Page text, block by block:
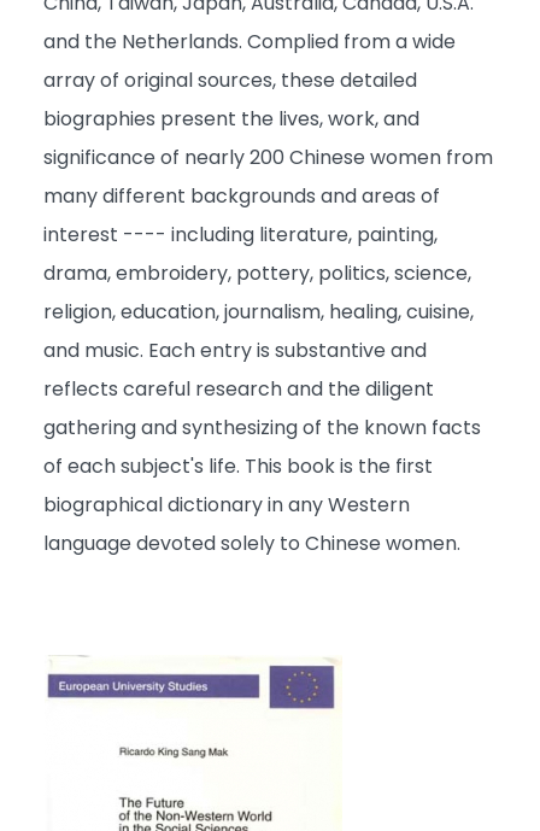
and the Netherlands. Complied from a wide
array of original sources, these detailed
biographies present the lives, work, and
significance of nearly 200 Chinese women from
many different backgrounds and areas of
interest ---- including literature, painting,
drama, embroidery, pottery, politics, science,
religion, education, journalism, healing, cuisine,
and music. Each entry is substantive and
reflects careful research and the diligent
gathering and synthesizing of the known facts
of each subject's life. This book is the first
biographical dictionary in any Western
language devoted solely to Chinese women.